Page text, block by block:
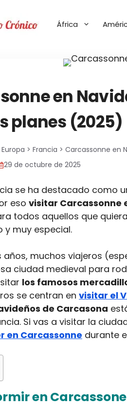
África
en
planes (2025)
Europa > Francia > Carcassonne en
29 de octubre de 2025
se ha destacado como
eso visitar Carcassonne
todos aquellos que
y muy especial.
años, muchos viajeros
ciudad medieval para
los famosos
se centran en visitar el
de Carcasona
Si vas a visitar la
en Carcassonne durante
en